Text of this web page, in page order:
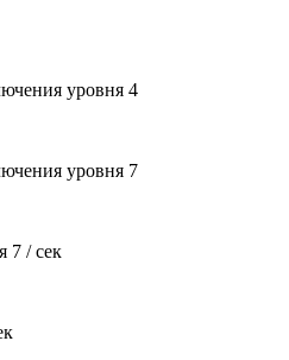
уровня 4
уровня 7
7 / сек